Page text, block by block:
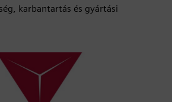
karbantartás és gyártási